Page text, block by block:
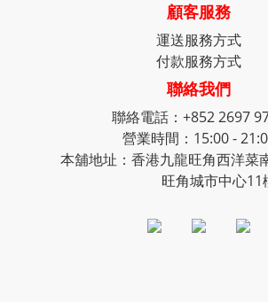
顧客服務
運送服務方式
付款服務方式
聯絡我們
聯絡電話：+852 2697
營業時間：15:00 -
本舖地址：香港九龍旺角西洋菜
旺角城市中心11樓